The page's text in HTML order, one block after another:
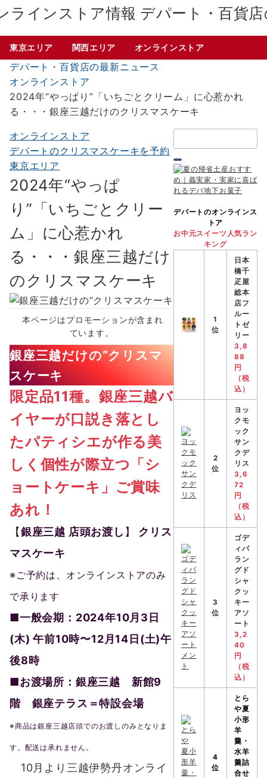
デパート・百貨
東京エリア 関西エリア オンラインストア
デパート・百貨店の最新ニュース
オンラインストア
2024年“やっぱり”「いちごとクリーム」に心惹かれ
る・・・銀座三越だけのクリスマスケーキ
オンラインストア
デパートのクリスマスケーキを予約
東京エリア
2024年“やっぱ
り”「いちごとクリー
ム」に心惹かれ
る・・・銀座三越だけ
のクリスマスケーキ
本ページはプロモーションが含まれ
ています。
銀座三越だけの“クリスマ
スケーキ
限定品11種。銀座三越バ
イヤーが口説き落とし
たパティシエが作る美
しく個性が際立つ「シ
ョートケーキ」ご賞味
あれ！
【銀座三越 店頭お渡し 】
クリス
マスケーキ
※ご予約は、オンラインストアのみ
で承ります
■一般会期：2024年10⽉3⽇
(⽊) 午前10時〜12⽉14⽇(⼟)午
後8時
■お渡場所：銀座三越 新館9
階 銀座テラス＝特設会場
※商品は銀座三越店頭でのお渡しのみとなりま
す。配送は承れません。
10月より三越伊勢丹オンライ
索：
デパートのオンラインス
トア
お中元スイーツ人気ラン
キング
1
位
日本
橋千
疋屋
総本
店フ
ルー
トゼ
リー
3,8
88
円
（税
込）
2
位
ヨッ
クモ
ック
サン
クデ
リス
3,6
72
円
（税
込）
3
位
ゴデ
ィバ
ラン
グド
シャ
クッ
キー
アソ
ート
3,2
40
円
（税
込）
4
位
とら
や夏
小形
羊
羹・
水羊
羹詰
合せ